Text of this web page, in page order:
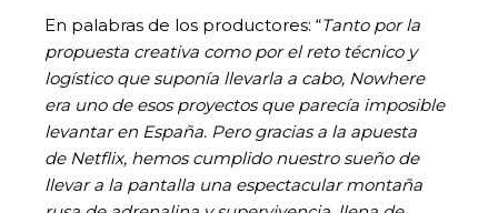
En palabras de los productores: “Tanto por la
propuesta creativa como por el reto técnico y
logístico que suponía llevarla a cabo, Nowhere
era uno de esos proyectos que parecía imposible
levantar en España. Pero gracias a la apuesta
de Netflix, hemos cumplido nuestro sueño de
llevar a la pantalla una espectacular montaña